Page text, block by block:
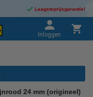
Laagsteprijsgarantie!
Inloggen
24 mm (origineel)